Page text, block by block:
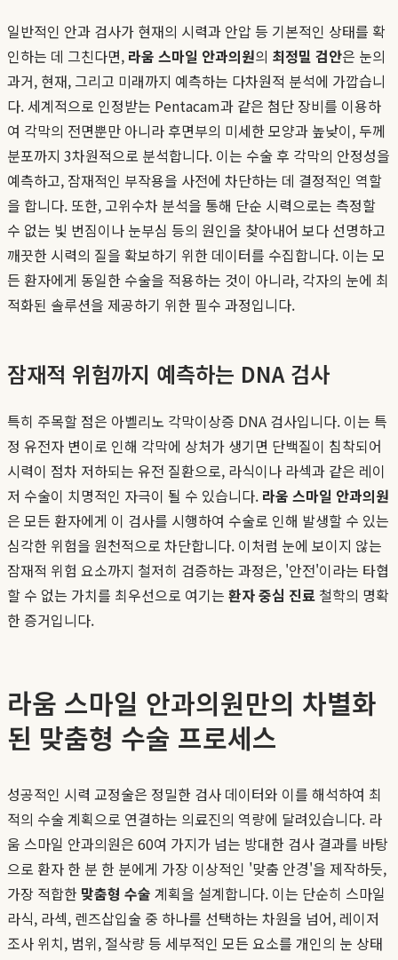
일반적인 안과 검사가 현재의 시력과 안압 등 기본적인 상태를 확
인하는 데 그친다면, 라움 스마일 안과의원의 최정밀 검안은 눈의
과거, 현재, 그리고 미래까지 예측하는 다차원적 분석에 가깝습니
다. 세계적으로 인정받는 Pentacam과 같은 첨단 장비를 이용하
여 각막의 전면뿐만 아니라 후면부의 미세한 모양과 높낮이, 두께
분포까지 3차원적으로 분석합니다. 이는 수술 후 각막의 안정성을
예측하고, 잠재적인 부작용을 사전에 차단하는 데 결정적인 역할
을 합니다. 또한, 고위수차 분석을 통해 단순 시력으로는 측정할
수 없는 빛 번짐이나 눈부심 등의 원인을 찾아내어 보다 선명하고
깨끗한 시력의 질을 확보하기 위한 데이터를 수집합니다. 이는 모
든 환자에게 동일한 수술을 적용하는 것이 아니라, 각자의 눈에 최
적화된 솔루션을 제공하기 위한 필수 과정입니다.
잠재적 위험까지 예측하는 DNA 검사
특히 주목할 점은 아벨리노 각막이상증 DNA 검사입니다. 이는 특
정 유전자 변이로 인해 각막에 상처가 생기면 단백질이 침착되어
시력이 점차 저하되는 유전 질환으로, 라식이나 라섹과 같은 레이
저 수술이 치명적인 자극이 될 수 있습니다. 라움 스마일 안과의원
은 모든 환자에게 이 검사를 시행하여 수술로 인해 발생할 수 있는
심각한 위험을 원천적으로 차단합니다. 이처럼 눈에 보이지 않는
잠재적 위험 요소까지 철저히 검증하는 과정은, '안전'이라는 타협
할 수 없는 가치를 최우선으로 여기는 환자 중심 진료 철학의 명확
한 증거입니다.
라움 스마일 안과의원만의 차별화
된 맞춤형 수술 프로세스
성공적인 시력 교정술은 정밀한 검사 데이터와 이를 해석하여 최
적의 수술 계획으로 연결하는 의료진의 역량에 달려있습니다. 라
움 스마일 안과의원은 60여 가지가 넘는 방대한 검사 결과를 바탕
으로 환자 한 분 한 분에게 가장 이상적인 '맞춤 안경'을 제작하듯,
가장 적합한 맞춤형 수술 계획을 설계합니다. 이는 단순히 스마일
라식, 라섹, 렌즈삽입술 중 하나를 선택하는 차원을 넘어, 레이저
조사 위치, 범위, 절삭량 등 세부적인 모든 요소를 개인의 눈 상태